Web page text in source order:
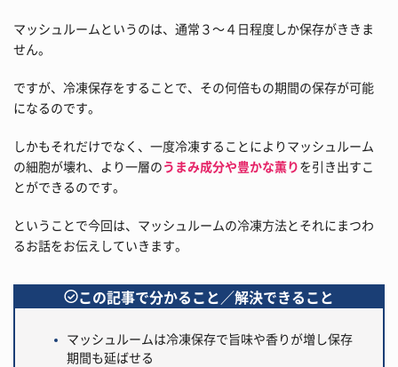
マッシュルームというのは、通常３～４日程度しか保存がききま
せん。
ですが、冷凍保存をすることで、その何倍もの期間の保存が可能
になるのです。
しかもそれだけでなく、一度冷凍することによりマッシュルーム
の細胞が壊れ、より一層のうまみ成分や豊かな薫りを引き出すこ
とができるのです。
ということで今回は、マッシュルームの冷凍方法とそれにまつわ
るお話をお伝えしていきます。
この記事で分かること／解決できること
マッシュルームは冷凍保存で旨味や香りが増し保存
期間も延ばせる